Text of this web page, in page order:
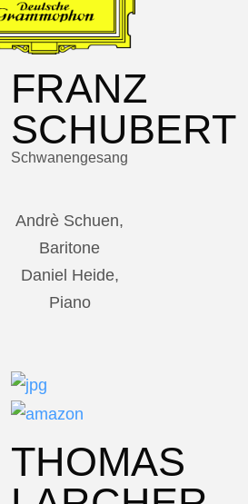
FRANZ
SCHUBERT
Schwanengesang
Andrè Schuen,
Baritone
Daniel Heide,
Piano
THOMAS